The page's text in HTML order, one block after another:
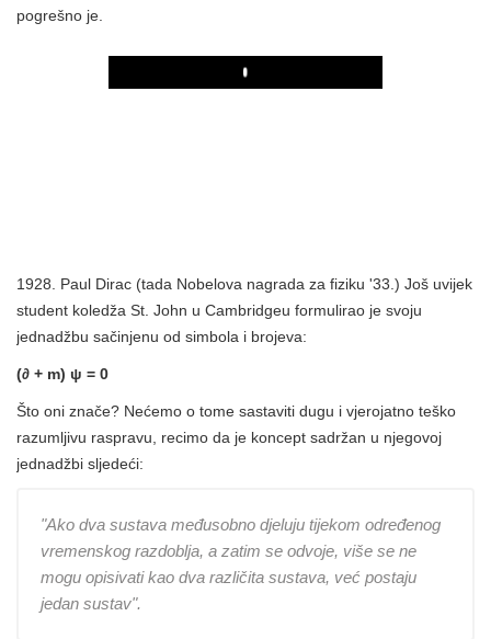
pogrešno je.
Play
1928. Paul Dirac (tada Nobelova nagrada za fiziku '33.) Još uvijek
student koledža St. John u Cambridgeu formulirao je svoju
jednadžbu sačinjenu od simbola i brojeva:
(∂ + m) ψ = 0
Što oni znače? Nećemo o tome sastaviti dugu i vjerojatno teško
razumljivu raspravu, recimo da je koncept sadržan u njegovoj
jednadžbi sljedeći:
"Ako dva sustava međusobno djeluju tijekom određenog
vremenskog razdoblja, a zatim se odvoje, više se ne
mogu opisivati ​​kao dva različita sustava, već postaju
jedan sustav".